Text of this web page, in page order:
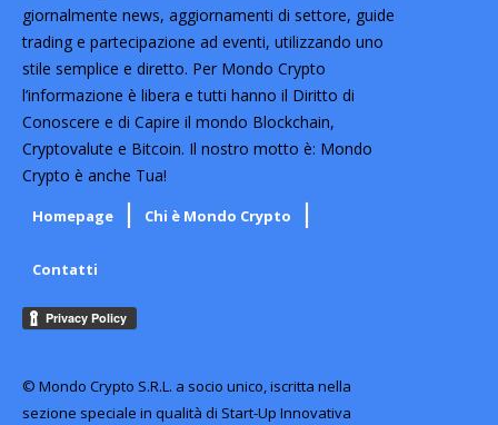
giornalmente news, aggiornamenti di settore, guide
trading e partecipazione ad eventi, utilizzando uno
stile semplice e diretto. Per Mondo Crypto
l’informazione è libera e tutti hanno il Diritto di
Conoscere e di Capire il mondo Blockchain,
Cryptovalute e Bitcoin. Il nostro motto è: Mondo
Crypto è anche Tua!
Homepage Chi è Mondo Crypto
Contatti
© Mondo Crypto S.R.L. a socio unico, iscritta nella
sezione speciale in qualità di Start-Up Innovativa